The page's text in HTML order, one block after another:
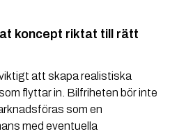
koncept riktat till rätt
att skapa realistiska
flyttar in. Bilfriheten bör inte
som en
med eventuella